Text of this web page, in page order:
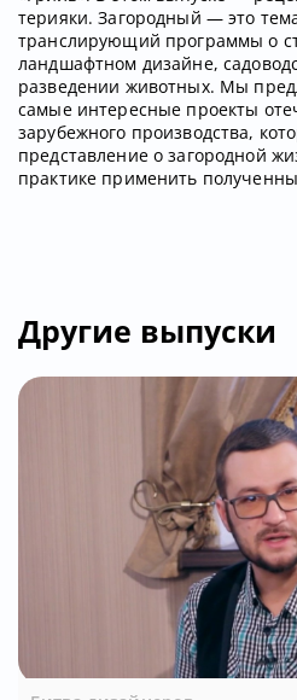
терияки. Загородный — это
транслирующий программы о
ландшафтном дизайне,
разведении животных. Мы
самые интересные проекты
зарубежного производства,
представление о загородной
практике применить
Другие выпуски